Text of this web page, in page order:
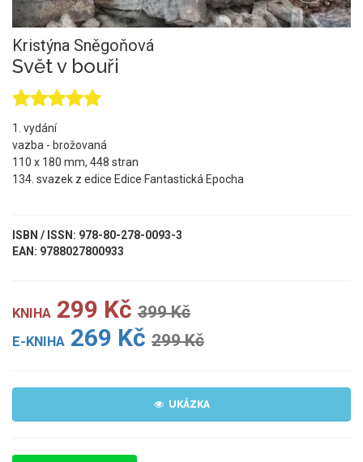
Kristýna Sněgoňová
Svět v bouři
1. vydání
vazba - brožovaná
110 x 180 mm, 448 stran
134. svazek z edice Edice Fantastická Epocha
ISBN / ISSN: 978-80-278-0093-3
EAN: 9788027800933
KNIHA 299 Kč 399 Kč
E-KNIHA 269 Kč 299 Kč
UKÁZKA